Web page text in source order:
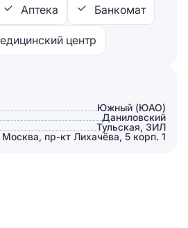
Аптека Банкомат
центр
Южный (ЮАО)
Даниловский
Тульская, ЗИЛ
Москва, пр-кт Лихачёва, 5 корп. 1